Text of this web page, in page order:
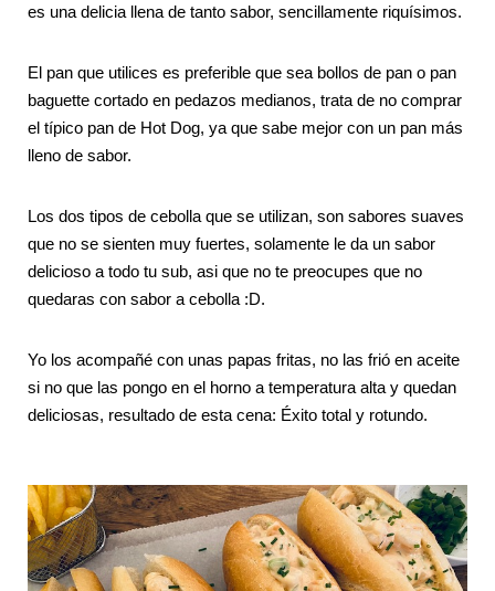
es una delicia llena de tanto sabor, sencillamente riquísimos.
El pan que utilices es preferible que sea bollos de pan o pan
baguette cortado en pedazos medianos, trata de no comprar
el típico pan de Hot Dog, ya que sabe mejor con un pan más
lleno de sabor.
Los dos tipos de cebolla que se utilizan, son sabores suaves
que no se sienten muy fuertes, solamente le da un sabor
delicioso a todo tu sub, asi que no te preocupes que no
quedaras con sabor a cebolla :D.
Yo los acompañé con unas papas fritas, no las frió en aceite
si no que las pongo en el horno a temperatura alta y quedan
deliciosas, resultado de esta cena: Éxito total y rotundo.